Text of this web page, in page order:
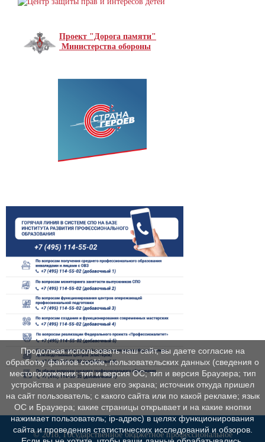
Проект "Дорога памяти"
Министерства обороны
© 2018, Государственное бюджетное профессиональное
Продолжая использовать наш сайт, вы даете согласие на
обработку файлов cookie, пользовательских данных (сведения о
местоположении; тип и версия ОС; тип и версия Браузера; тип
устройства и разрешение его экрана; источник откуда пришел
на сайт пользователь; с какого сайта или по какой рекламе; язык
ОС и Браузера; какие страницы открывает и на какие кнопки
нажимает пользователь; ip-адрес) в целях функционирования
сайта и проведения статистических исследований и обзоров.